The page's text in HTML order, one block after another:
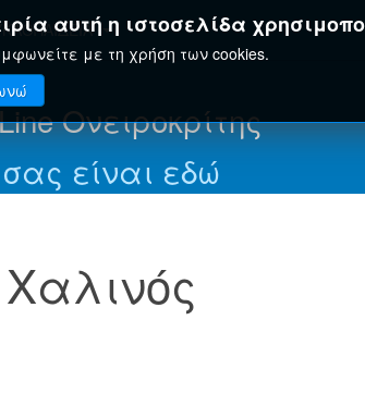
αυτή η ιστοσελίδα
με τη χρήση των cookies.
Ονειροκρίτης
είναι εδώ